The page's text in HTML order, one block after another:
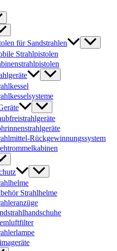
für Sandstrahlen
Strahlpistolen
Rückgewinnungssystem
Strahlhelme